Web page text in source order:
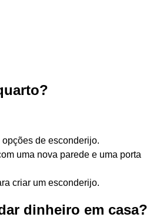
de esconderijo.
uma nova parede e uma porta
criar um esconderijo.
dinheiro em casa?